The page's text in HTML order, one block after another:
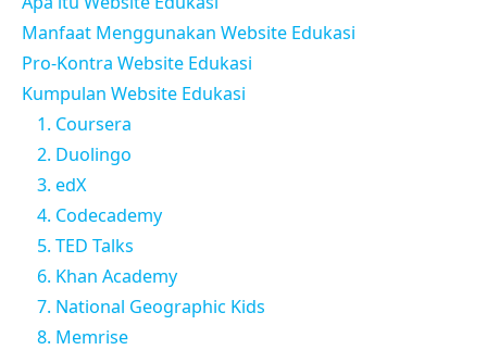
Manfaat Menggunakan Website Edukasi
Pro-Kontra Website Edukasi
Kumpulan Website Edukasi
1. Coursera
2. Duolingo
3. edX
4. Codecademy
5. TED Talks
6. Khan Academy
7. National Geographic Kids
8. Memrise